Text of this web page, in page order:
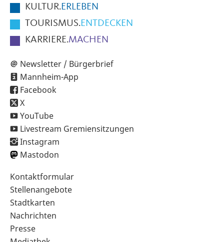
KULTUR.ERLEBEN
TOURISMUS.ENTDECKEN
KARRIERE.MACHEN
Newsletter / Bürgerbrief
Mannheim-App
Facebook
X
YouTube
Livestream Gremiensitzungen
Instagram
Mastodon
Sekundärnavigation
im
Fußbereich
Kontaktformular
Stellenangebote
Stadtkarten
Nachrichten
Presse